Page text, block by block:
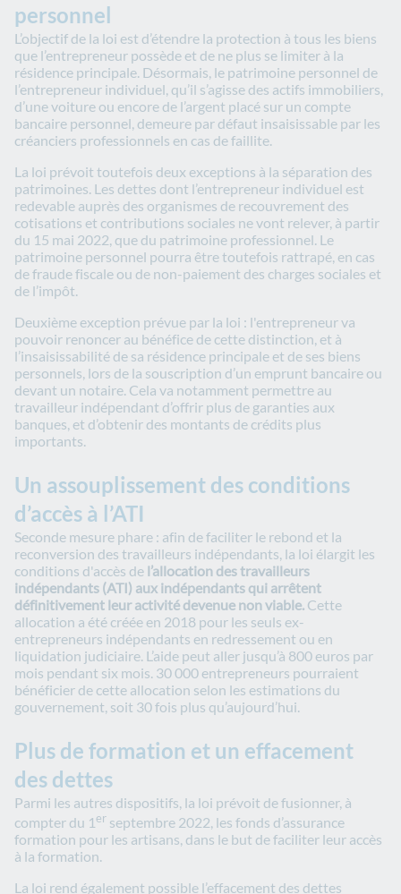
personnel
L’objectif de la loi est d’étendre la protection à tous les biens
que l’entrepreneur possède et de ne plus se limiter à la
résidence principale. Désormais, le patrimoine personnel de
l’entrepreneur individuel, qu’il s’agisse des actifs immobiliers,
d’une voiture ou encore de l’argent placé sur un compte
bancaire personnel, demeure par défaut insaisissable par les
créanciers professionnels en cas de faillite.
La loi prévoit toutefois deux exceptions à la séparation des
patrimoines. Les dettes dont l’entrepreneur individuel est
redevable auprès des organismes de recouvrement des
cotisations et contributions sociales ne vont relever, à partir
du 15 mai 2022, que du patrimoine professionnel. Le
patrimoine personnel pourra être toutefois rattrapé, en cas
de fraude fiscale ou de non-paiement des charges sociales et
de l’impôt.
Deuxième exception prévue par la loi : l'entrepreneur va
pouvoir renoncer au bénéfice de cette distinction, et à
l’insaisissabilité de sa résidence principale et de ses biens
personnels, lors de la souscription d’un emprunt bancaire ou
devant un notaire. Cela va notamment permettre au
travailleur indépendant d’offrir plus de garanties aux
banques, et d’obtenir des montants de crédits plus
importants.
Un assouplissement des conditions
d’accès à l’ATI
Seconde mesure phare : afin de faciliter le rebond et la
reconversion des travailleurs indépendants, la loi élargit les
conditions d'accès de l’allocation des travailleurs
indépendants (ATI) aux indépendants qui arrêtent
définitivement leur activité devenue non viable. Cette
allocation a été créée en 2018 pour les seuls ex-
entrepreneurs indépendants en redressement ou en
liquidation judiciaire. L’aide peut aller jusqu’à 800 euros par
mois pendant six mois. 30 000 entrepreneurs pourraient
bénéficier de cette allocation selon les estimations du
gouvernement, soit 30 fois plus qu’aujourd’hui.
Plus de formation et un effacement
des dettes
Parmi les autres dispositifs, la loi prévoit de fusionner, à
compter du 1er septembre 2022, les fonds d’assurance
formation pour les artisans, dans le but de faciliter leur accès
à la formation.
La loi rend également possible l’effacement des dettes